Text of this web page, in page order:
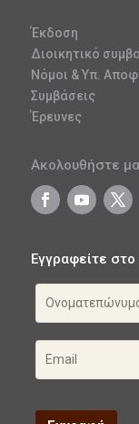
Έκδοση
Διοικητικό
Νόμοι & Υπ.
Συμβάσεις
Έρευνες
Ακολουθήστε
Εγγραφείτε